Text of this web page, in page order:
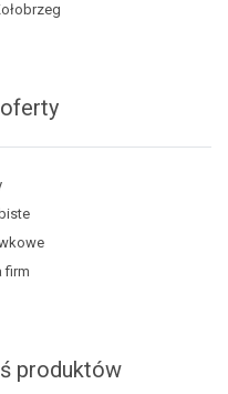
firm
produktów